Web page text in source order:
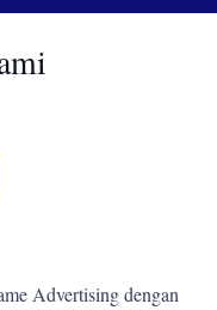
Advertising dengan